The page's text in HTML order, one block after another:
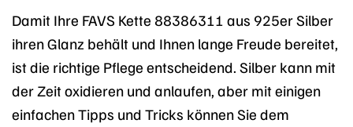
Damit Ihre FAVS Kette 88386311 aus 925er Silber
ihren Glanz behält und Ihnen lange Freude bereitet,
ist die richtige Pflege entscheidend. Silber kann mit
der Zeit oxidieren und anlaufen, aber mit einigen
einfachen Tipps und Tricks können Sie dem